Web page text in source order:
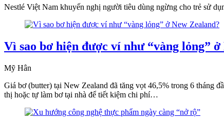
Nestlé Việt Nam khuyến nghị người tiêu dùng ngừng cho trẻ sử
Vì sao bơ hiện được ví như “vàng lỏng” ở
Mỹ Hân
Giá bơ (butter) tại New Zealand đã tăng vọt 46,5% trong 6 tháng
thị hoặc tự làm bơ tại nhà để tiết kiệm chi phí…